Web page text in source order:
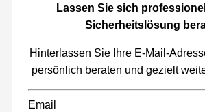
Lassen Sie sich
Sicherheitslösung
Hinterlassen Sie Ihre E-Mail-
persönlich beraten und gezielt
Email